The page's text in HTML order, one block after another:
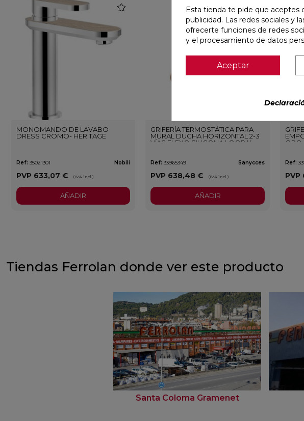
MONOMANDO DE LAVABO
DRESS CROMO- HERITAGE
Ref: 35021301 Nobili
PVP 633,07 € (IVA incl.)
AÑADIR
GRIFERÍA TERMOSTÁTICA PARA
MURAL DUCHA HORIZONTAL 2-3
VÍAS FLEXO SILICONA LOOP K
Ref: 33965349 Sanycces
PVP 638,48 € (IVA incl.)
favorite
AÑADIR
ORO
Ref:
PVP
Tiendas Ferrolan donde ver este producto
Santa Coloma Gramenet
Esta tienda te pide que aceptes
publicidad. Las redes sociales y
ofrecerte funciones de redes
y el procesamiento de datos
Aceptar